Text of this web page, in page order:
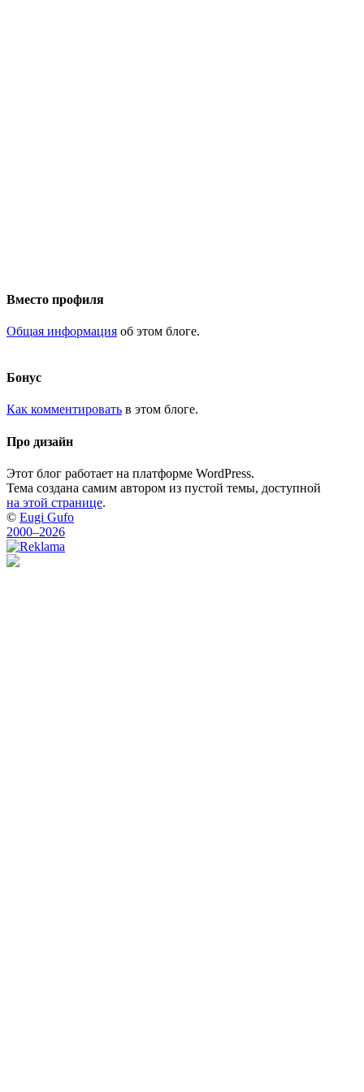
Вместо профиля
Общая информация об этом блоге.
Бонус
Как комментировать в этом блоге.
Про дизайн
Этот блог работает на платформе WordPress.
Тема создана самим автором из пустой темы, доступной
на этой странице.
© Eugi Gufo
2000–2026